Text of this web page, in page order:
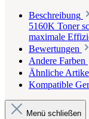
Beschreibung
5160K Toner
maximale
Bewertungen
Andere Farben
Ähnliche
Kompatible
Menü schließen